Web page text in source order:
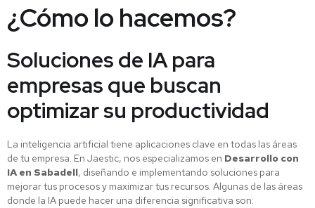
¿Cómo lo hacemos?
Soluciones de IA para
empresas que buscan
optimizar su productividad
La inteligencia artificial tiene aplicaciones clave en todas las áreas
de tu empresa. En Jaestic, nos especializamos en Desarrollo con
IA en Sabadell, diseñando e implementando soluciones para
mejorar tus procesos y maximizar tus recursos. Algunas de las áreas
donde la IA puede hacer una diferencia significativa son: